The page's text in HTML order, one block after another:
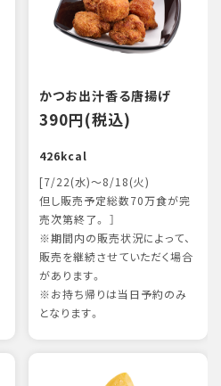
かつお出汁香る唐揚げ
390円(税込)
426kcal
[7/22(水)～8/18(火)
但し販売予定総数70万食が完
売次第終了。 ］
※期間内の販売状況によって、
販売を継続させていただく場合
があります。
※お持ち帰りは当日予約のみ
となります。